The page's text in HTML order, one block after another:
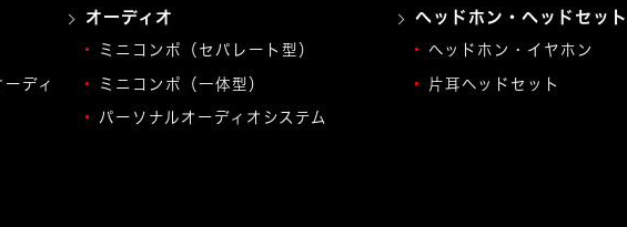
ディ
オーディオ
ミニコンポ（セパレート型）
ミニコンポ（一体型）
パーソナルオーディオシステム
ヘッドホン・ヘッドセット
ヘッドホン・イヤホン
片耳ヘッドセット